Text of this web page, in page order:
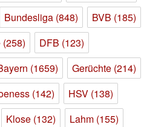
Bundesliga (848) BVB (185)
(258) DFB (123)
(1659) Gerüchte (214)
(142) HSV (138)
Klose (132) Lahm (155)